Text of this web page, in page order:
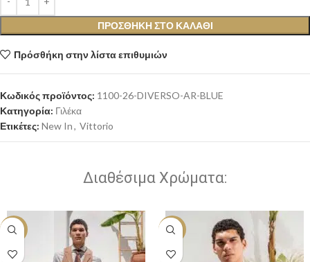
ΠΡΟΣΘΉΚΗ ΣΤΟ ΚΑΛΆΘΙ
Πρόσθήκη στην λίστα επιθυμιών
Κωδικός προϊόντος: 1100-26-DIVERSO-AR-BLUE
Κατηγορία: Γιλέκα
Ετικέτες: New In, Vittorio
Διαθέσιμα Χρώματα:
-20% -20%